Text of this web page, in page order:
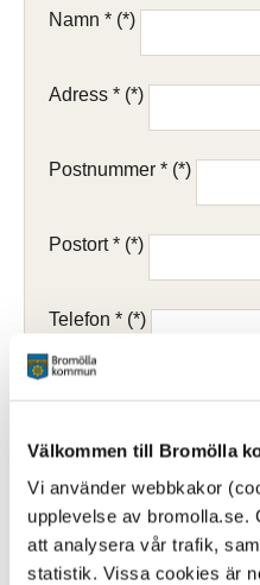
Välkommen till Bromölla
Vi använder webbkakor
upplevelse av bromolla.se.
att analysera vår trafik,
statistik. Vissa cookies är
Namn *
Adress *
Postnummer *
Postort *
Telefon *